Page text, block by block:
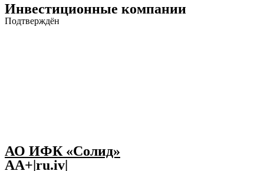
Инвестиционные компании
Подтверждён
АО ИФК «Солид»
AA+|ru.iv|